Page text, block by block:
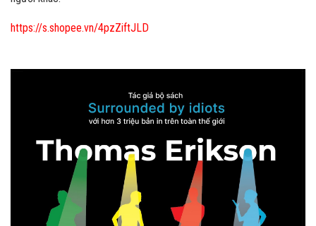
https://s.shopee.vn/4pzZiftJLD